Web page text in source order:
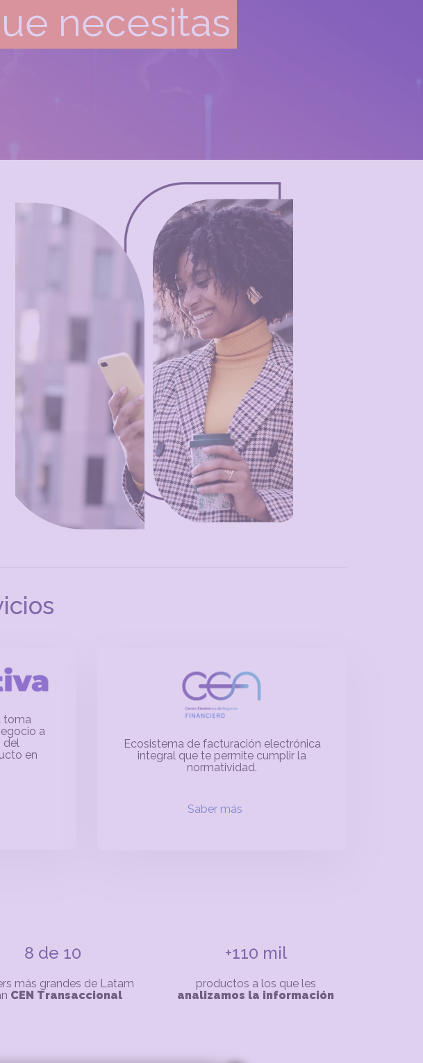
necesitas
toma
a
del
en
Ecosistema de facturación electrónica
integral que te permite cumplir la
normatividad.
Saber más
8 de 10
más grandes de Latam
CEN Transaccional
+110 mil
productos a los que les
analizamos la información